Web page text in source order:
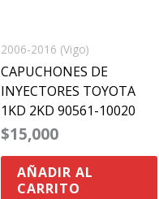
2006-2016 (Vigo)
CAPUCHONES DE
INYECTORES TOYOTA
1KD 2KD 90561-10020
$15,000
AÑADIR AL
CARRITO